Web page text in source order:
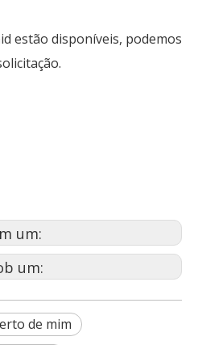
estão disponíveis, podemos
um:
um:
de mim